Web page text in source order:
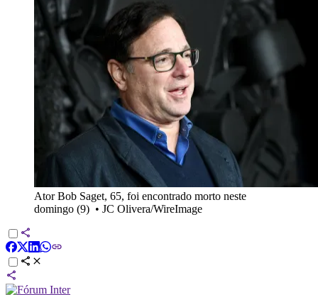
Ator Bob Saget, 65, foi encontrado morto neste
domingo (9) • JC Olivera/WireImage